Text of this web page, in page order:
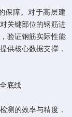
障。对于高层建
关键部位的钢筋进
验证钢筋实际性能
供核心数据支撑，
底线
的效率与精度，